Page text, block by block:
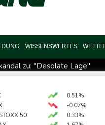
WISSENSWERTES
zu: "Desolate Lage"
importiert wieder mehr
für Lkw - BDI begrüßt
0.51%
-0.07%
50
0.33%